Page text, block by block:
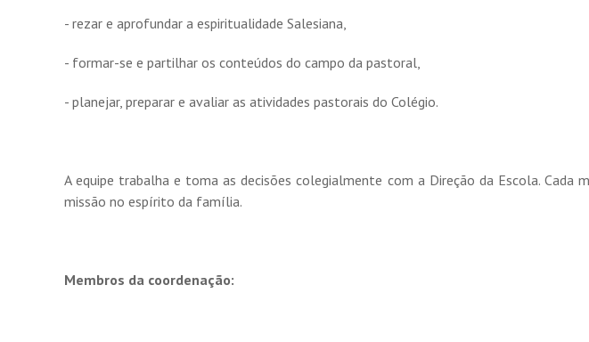
- rezar e aprofundar a espiritualidade Salesiana,
- formar-se e partilhar os conteúdos do campo da pastoral,
- planejar, preparar e avaliar as atividades pastorais do Colégio.
A equipe trabalha e toma as decisões colegialmente com a Direção da Escola. Cada
missão no espírito da família.
Membros da coordenação: